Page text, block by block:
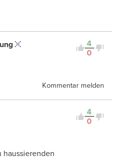
4
0
Kommentar melden
4
0